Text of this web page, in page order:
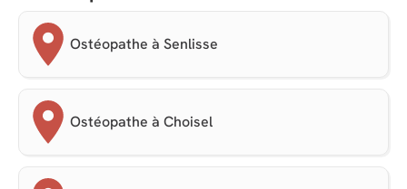
Ostéopathe à Senlisse
Ostéopathe à Choisel